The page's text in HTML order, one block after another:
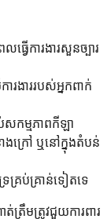
វើការងារសួនច្បារ
រងាររបស់អ្នកពាក់
កម្មភាពកីឡា
ងក្រៅ ឬនៅក្នុងតំបន់
គ្រប់គ្រាន់ទៀតទេ
ត្រឹមត្រូវជួយការពារ